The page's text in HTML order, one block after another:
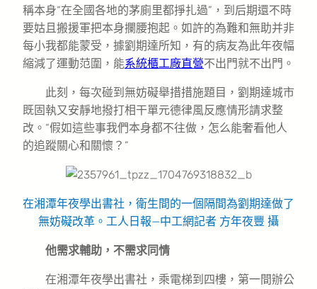
稱本身“在全國各地的茅廁里都掙扎過”，到后期還不時
要姑且搬援軍把本身攔腰抱起。如許的為難和無助并非
每小我都能蒙受，據劉期達所知，有的病友為此年夜幅
縮減了運動范圍，能系統櫃工廠直營不出門就不出門。
此刻，每次碰到無妨礙舉措措施題目，劉期達城市
既固執又安靜地撥打相干單元德律風反應情形請求整
改。“假如這些事我們本身都不往做，怎么能奢看他人
的追蹤關心和關懷？”
在湘潭年夜學出書社，衛生間的一個隔間為劉期達做了
無妨礙改革。 工人日報—中工網記者 方年夜豐 攝
他需求輔助，不需求同情
在湘潭年夜學出書社，乘電梯到四樓，第一間辦公